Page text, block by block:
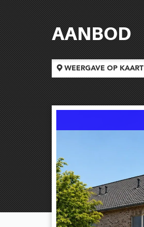
AANBOD
WEERGAVE OP KAART